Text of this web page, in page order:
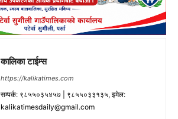
कालिका टाईम्स
https://kalikatimes.com
सम्पर्क: ९८५५०३५४५७ | ९८५५०३३१३५, इमेल:
kalikatimesdaily@gmail.com